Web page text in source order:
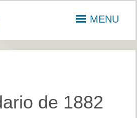
MENU
de 1882